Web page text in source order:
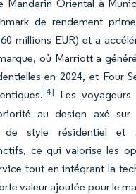
Mandarin Oriental à
de rendement
millions EUR) et a
où Marriott a
en 2024, et Four
[4] Les
au design axé sur
de style résidentiel et
ce qui valorise les
tout en intégrant la
valeur ajoutée pour le